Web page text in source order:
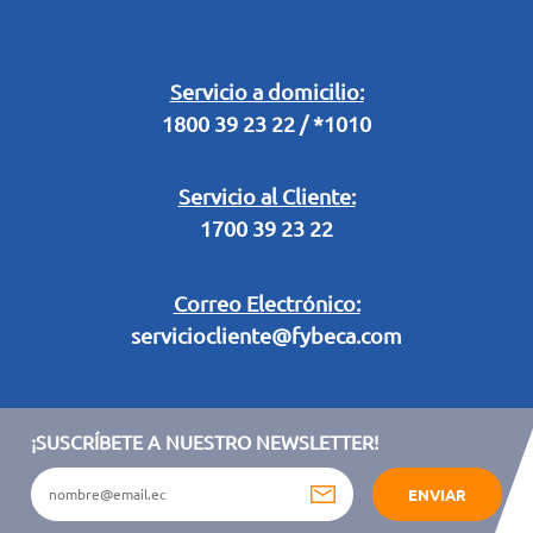
Servicio a domicilio:
1800 39 23 22 / *1010
Servicio al Cliente:
1700 39 23 22
Correo Electrónico:
serviciocliente@fybeca.com
Legal Campaña Produbanco
Términos y condiciones sorteo partido de fútbol "Tu ídolo"
¡SUSCRÍBETE A NUESTRO NEWSLETTER!
ENVIAR